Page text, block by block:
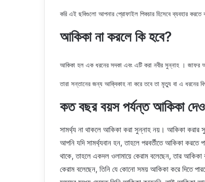
করি এই ছবিগুলো আপনার প্রোফাইল পিকচার হিসেবে ব্যবহার
আকিকা না করলে কি হবে?
আকিকা হল এক ধরনের সদকা এবং এটি করা নবীর সুন্নাহ । জাফর
তারা সন্তানের জন্য আক্বিকাহ না করে তবে তা মৃত্যু বা এ ধরনের
কত বছর বয়স পর্যন্ত আকিকা
সামর্থ্য না থাকলে আকিকা করা সুন্নাহ নয়। আকিকা করার
আপনি যদি সামর্থ্যবান হন, তাহলে পরবর্তীতে আকিকা
থাকে, তাহলে একদল ওলামায়ে কেরাম বলেছেন, তার
কেরাম বলেছেন, তিনি যে কোনো সময় আকিকা করে দিতে